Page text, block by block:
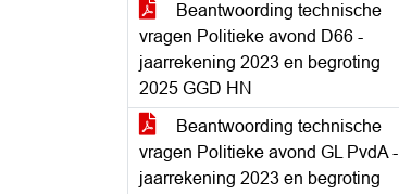
Beantwoording technische
vragen Politieke avond D66 -
jaarrekening 2023 en begroting
2025 GGD HN
Beantwoording technische
vragen Politieke avond GL PvdA -
jaarrekening 2023 en begroting